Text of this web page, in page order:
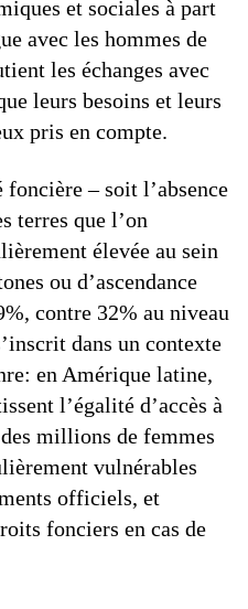
et sociales à part
avec les hommes de
les échanges avec
leurs besoins et leurs
pris en compte.
– soit l’absence
terres que l’on
élevée au sein
ou d’ascendance
contre 32% au niveau
dans un contexte
en Amérique latine,
l’égalité d’accès à
millions de femmes
vulnérables
officiels, et
fonciers en cas de